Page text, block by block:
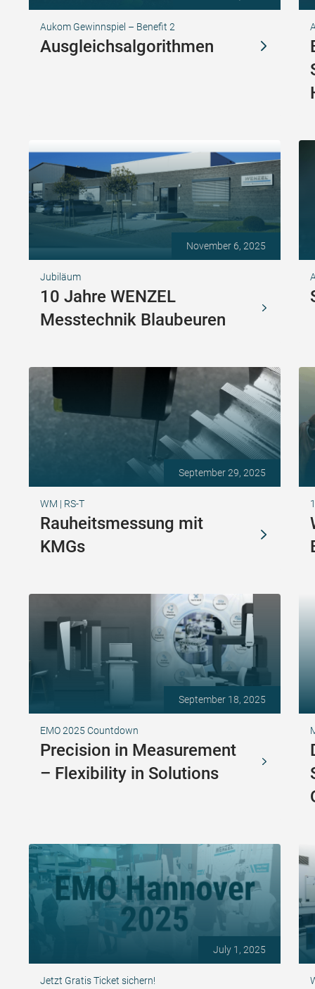
Aukom Gewinnspiel – Benefit 2
Ausgleichsalgorithmen
November 6, 2025
Jubiläum
10 Jahre WENZEL
Messtechnik Blaubeuren
September 29, 2025
WM | RS-T
Rauheitsmessung mit
KMGs
September 18, 2025
EMO 2025 Countdown
Precision in Measurement
– Flexibility in Solutions
July 1, 2025
Jetzt Gratis Ticket sichern!